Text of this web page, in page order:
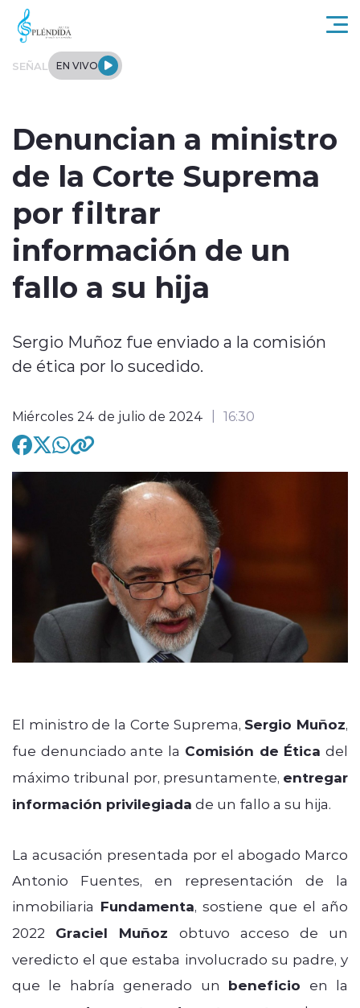
Click acá para ir directamente al contenido
SEÑAL EN VIVO
Tendencias
Internacional
Entrevistas
Denuncian a ministro
de la Corte Suprema
por filtrar
información de un
fallo a su hija
Sergio Muñoz fue enviado a la comisión
de ética por lo sucedido.
Miércoles 24 de julio de 2024 16:30
El ministro de la Corte Suprema, Sergio Muñoz,
fue denunciado ante la Comisión de Ética del
máximo tribunal por, presuntamente, entregar
información privilegiada de un fallo a su hija.
La acusación presentada por el abogado Marco
Antonio Fuentes, en representación de la
inmobiliaria Fundamenta, sostiene que el año
2022 Graciel Muñoz obtuvo acceso de un
veredicto el que estaba involucrado su padre, y
que le habría generado un beneficio en la